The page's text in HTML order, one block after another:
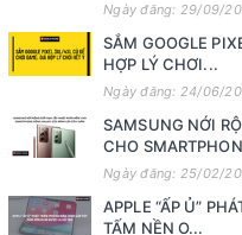
Ngày đăng: 29/09/
SẮM GOOGLE
HỢP LÝ CHƠI...
Ngày đăng: 24/06/
SAMSUNG NỚI
CHO
Ngày đăng: 25/02/
APPLE “ẤP Ủ”
TẤM NỀN O...